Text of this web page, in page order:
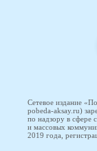
Сетевое издание
pobeda-aksay.ru)
по надзору в сфере
и массовых
2019 года,